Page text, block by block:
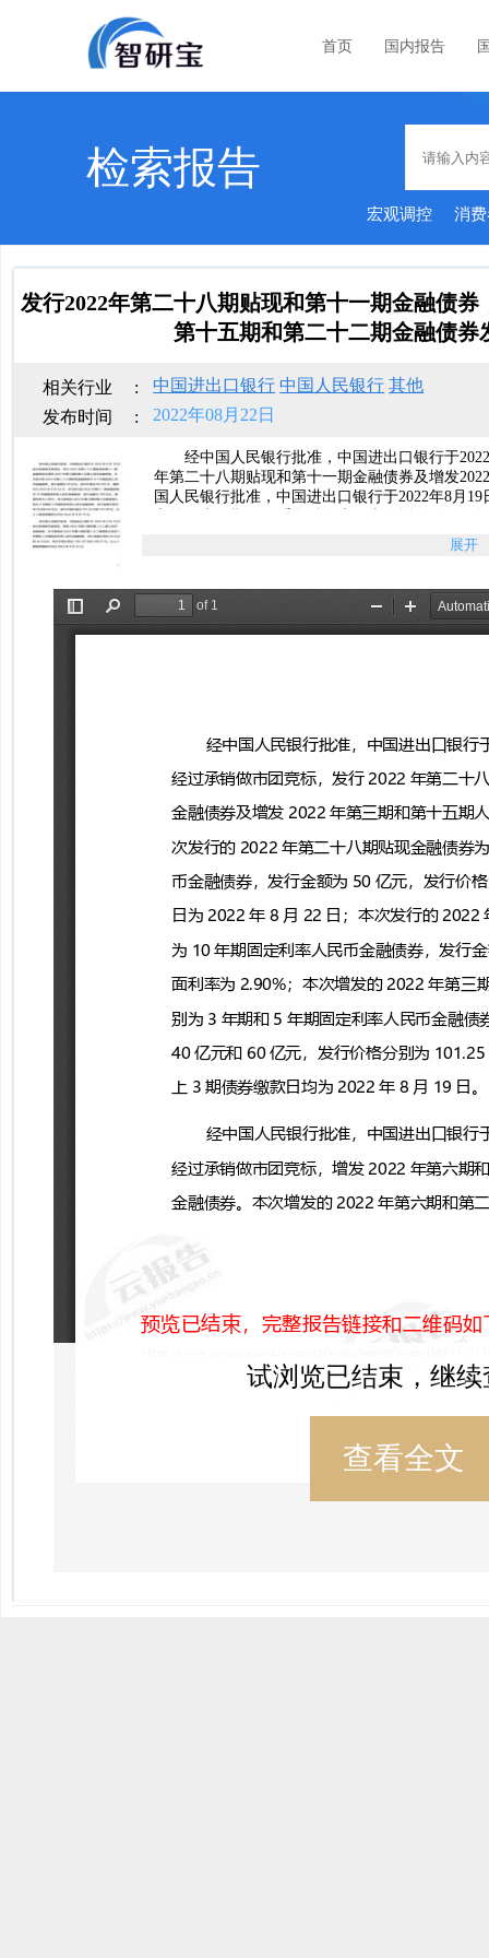
首页 国内报告
检索报告
宏观调控 消
发行2022年第二十八期贴现和第十一期金融债
第十五期和第二十二期金融债券
相关行业 : 中国进出口银行 中国人民银行 其他
发布时间
: 2022年08月22日
经中国人民银行批准，中国进出口银行于
年第二十八期贴现和第十一期金融债券及增发
国人民银行批准，中国进出口银行于2022年8月
期固定利率人民币金融债券，发行金额分别为50
100.27元。1欢迎境内商业银行、保险公司、农
发行2022年第二十八期贴现和第十一期金融债券
二十二期金融债券发行结果的公告pdf预览版
发行2022年第二十八期贴现和第十一期金融债券
展开
试浏览已结束，继续
查看全文